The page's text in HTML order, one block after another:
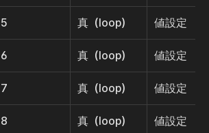
5 真（loop） 値設定
6 真（loop） 値設定
7 真（loop） 値設定
8 真（loop） 値設定